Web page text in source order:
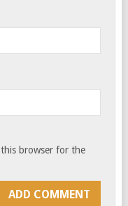
this browser for the